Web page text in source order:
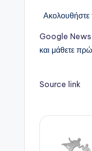
Google News
και μάθετε
Source link